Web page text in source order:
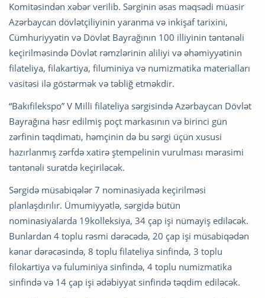
Komitəsindən xəbər verilib. Sərginin əsas məqsədi müasir
Azərbaycan dövlətçiliyinin yaranma və inkişaf tarixini,
Cümhuriyyətin və Dövlət Bayrağının 100 illiyinin təntənəli
keçirilməsində Dövlət rəmzlərinin aliliyi və əhəmiyyətinin
filateliya, filakartiya, filuminiya və numizmatika materialları
vasitəsi ilə göstərmək və təbliğ etməkdir.
“Bakıfilekspo” V Milli filateliya sərgisində Azərbaycan Dövlət
Bayrağına həsr edilmiş poçt markasının və birinci gün
zərfinin təqdimatı, həmçinin də bu sərgi üçün xususi
hazırlanmış zərfdə xatirə ştempelinin vurulması mərasimi
təntənəli surətdə keçiriləcək.
Sərgidə müsabiqələr 7 nominasiyada keçirilməsi
planlaşdırılır. Ümumiyyətlə, sərgidə bütün
nominasiyalarda 19kolleksiya, 34 çap işi nümayiş ediləcək.
Bunlardan 4 toplu rəsmi dərəcədə, 20 çap işi müsabiqədən
kənar dərəcəsində, 8 toplu filateliya sinfində, 3 toplu
filokartiya və fuluminiya sinfində, 4 toplu numizmatika
sinfində və 14 çap işi ədəbiyyat sinfində təqdim ediləcək.